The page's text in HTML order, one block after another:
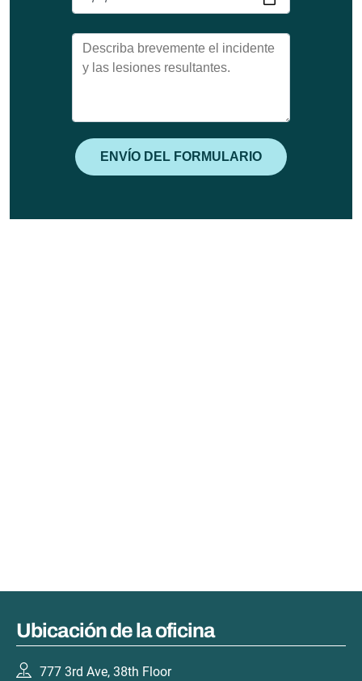
Ubicación de la oficina
777 3rd Ave, 38th Floor